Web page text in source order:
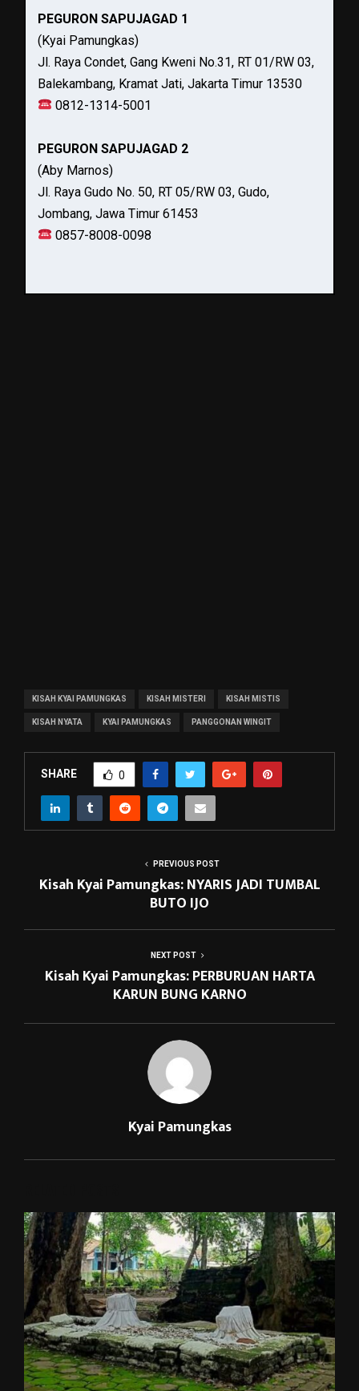
PEGURON SAPUJAGAD 1
(Kyai Pamungkas)
Jl. Raya Condet, Gang Kweni No.31, RT 01/RW 03,
Balekambang, Kramat Jati, Jakarta Timur 13530
0812-1314-5001
PEGURON SAPUJAGAD 2
(Aby Marnos)
Jl. Raya Gudo No. 50, RT 05/RW 03, Gudo,
Jombang, Jawa Timur 61453
0857-8008-0098
KISAH KYAI PAMUNGKAS KISAH MISTERI KISAH MISTIS
KISAH NYATA KYAI PAMUNGKAS PANGGONAN WINGIT
SHARE 0
PREVIOUS POST
Kisah Kyai Pamungkas: NYARIS JADI TUMBAL
BUTO IJO
NEXT POST
Kisah Kyai Pamungkas: PERBURUAN HARTA
KARUN BUNG KARNO
Kyai Pamungkas